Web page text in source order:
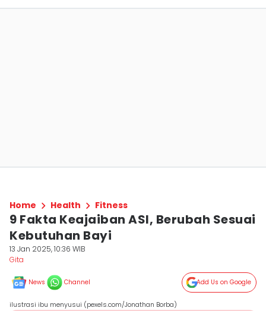
Home Health Fitness
9 Fakta Keajaiban ASI, Berubah Sesuai
Kebutuhan Bayi
13 Jan 2025, 10:36 WIB
Gita
News Channel Add Us on Google
ilustrasi ibu menyusui (pexels.com/Jonathan Borba)